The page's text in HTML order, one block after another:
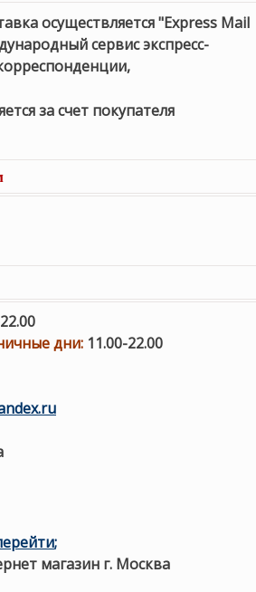
осуществляется "Express Mail
сервис экспресс-
за счет покупателя
дни: 11.00-22.00
;
магазин г. Москва